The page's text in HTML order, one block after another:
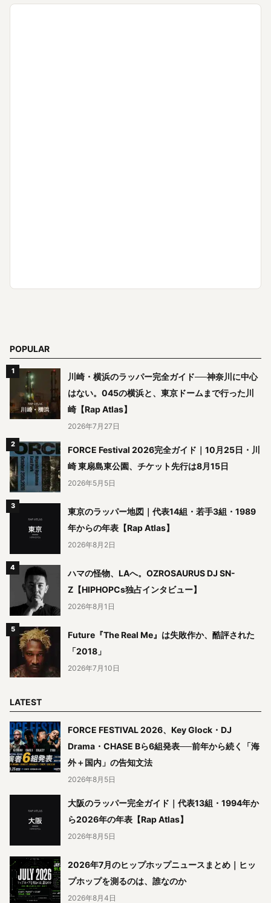
POPULAR
川崎・横浜のラッパー完全ガイド──神奈川に中心
はない。045の横浜と、東京ドームまで行った川
崎【Rap Atlas】
2026年7月27日
FORCE Festival 2026完全ガイド｜10月25日・川
崎 東扇島東公園、チケット先行は8月15日
2026年5月5日
東京のラッパー地図｜代表14組・若手3組・1989
年からの年表【Rap Atlas】
2026年8月2日
ハマの怪物、LAへ。OZROSAURUS DJ SN-
Z【HIPHOPCs独占インタビュー】
2026年8月1日
Future『The Real Me』は失敗作か、酷評された
「2018」
2026年7月10日
LATEST
FORCE FESTIVAL 2026、Key Glock・DJ
Drama・CHASE Bら6組発表──前年から続く「海
外＋国内」の告知文法
2026年8月5日
大阪のラッパー完全ガイド｜代表13組・1994年か
ら2026年の年表【Rap Atlas】
2026年8月5日
2026年7月のヒップホップニュースまとめ｜ヒッ
プホップを測るのは、誰なのか
2026年8月4日